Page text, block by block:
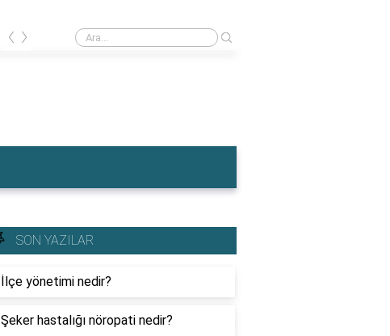
İngiltere'nin en meşhur yemeği nedir?
‹ ›
SON YAZILAR
İlçe yönetimi nedir?
Şeker hastalığı nöropati nedir?